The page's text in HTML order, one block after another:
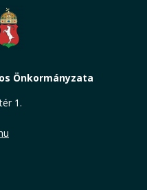
Önkormányzata
1.